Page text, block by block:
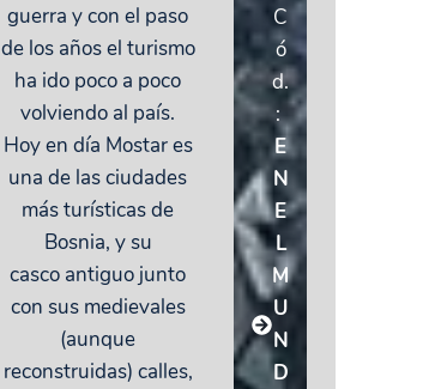
guerra y con el paso
de los años el turismo
ha ido poco a poco
volviendo al país.
Hoy en día Mostar es
una de las ciudades
más turísticas de
Bosnia, y su
casco antiguo junto
con sus medievales
(aunque
reconstruidas) calles,
C
ó
d.
:
E
N
E
L
M
U
N
D